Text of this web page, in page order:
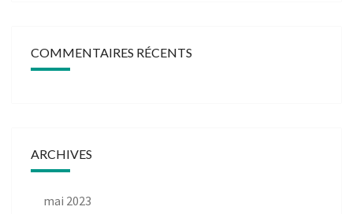
COMMENTAIRES RÉCENTS
ARCHIVES
mai 2023